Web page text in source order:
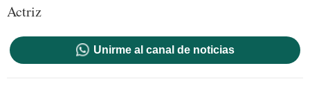
Actriz
Unirme al canal de noticias